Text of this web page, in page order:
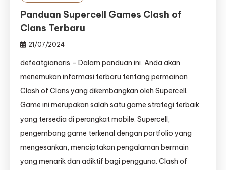
Panduan Supercell Games Clash of
Clans Terbaru
21/07/2024
defeatgianaris – Dalam panduan ini, Anda akan
menemukan informasi terbaru tentang permainan
Clash of Clans yang dikembangkan oleh Supercell.
Game ini merupakan salah satu game strategi terbaik
yang tersedia di perangkat mobile. Supercell,
pengembang game terkenal dengan portfolio yang
mengesankan, menciptakan pengalaman bermain
yang menarik dan adiktif bagi pengguna. Clash of